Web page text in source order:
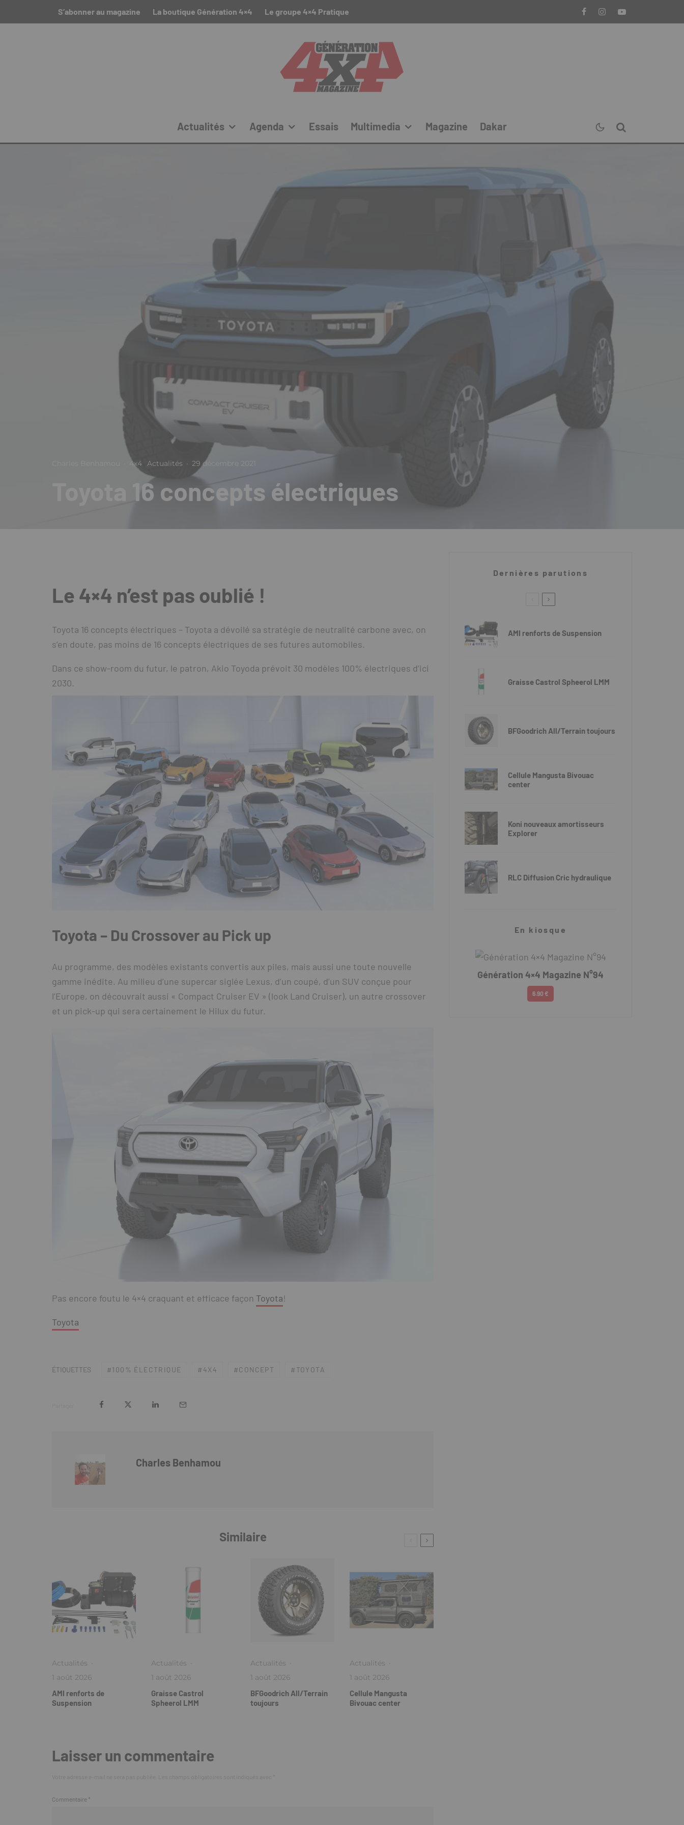
S’abonner au magazine La boutique Génération 4×4 Le groupe 4×4 Pratique
Actualités Agenda Essais Multimedia Magazine Dakar
4x4 Actualités · 29 décembre 2021
Toyota 16 concepts électriques
Le 4×4 n’est pas oublié !
Toyota 16 concepts électriques – Toyota a dévoilé sa stratégie de neutralité carbone avec, on
s’en doute, pas moins de 16 concepts électriques de ses futures automobiles.
Dans ce show-room du futur, le patron, Akio Toyoda prévoit 30 modèles 100% électriques d’ici
2030.
Toyota – Du Crossover au Pick up
Au programme, des modèles existants convertis aux piles, mais aussi une toute nouvelle
gamme inédite. Au milieu d’une supercar siglée Lexus, d’un coupé, d’un SUV conçue pour
l’Europe, on découvrait aussi « Compact Cruiser EV » (look Land Cruiser), un autre crossover
et un pick-up qui sera certainement le Hilux du futur.
Pas encore foutu le 4×4 craquant et efficace façon Toyota!
Toyota
ÉTIQUETTES 100% ÉLECTRIQUE 4X4 CONCEPT TOYOTA
Charles Benhamou
Similaire
Actualités ·
1 août 2026
AMI renforts de
Suspension
Actualités ·
1 août 2026
Graisse Castrol
Spheerol LMM
Actualités ·
1 août 2026
BFGoodrich All/Terrain
toujours
Actualités ·
1 août 2026
Cellule Mangusta
Bivouac center
Laisser un commentaire
Commentaire *
Dernières parutions
AMI renforts de Suspension
Graisse Castrol Spheerol LMM
BFGoodrich All/Terrain toujours
Cellule Mangusta Bivouac
center
Koni nouveaux amortisseurs
Explorer
RLC Diffusion Cric hydraulique
En kiosque
Génération 4×4 Magazine N°94
6.90 €